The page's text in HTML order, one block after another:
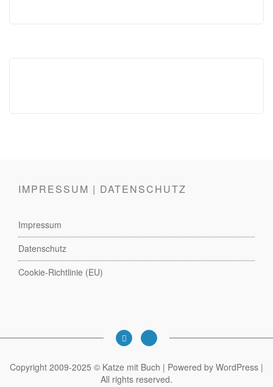
IMPRESSUM | DATENSCHUTZ
Impressum
Datenschutz
Cookie-Richtlinie (EU)
Copyright 2009-2025 © Katze mit Buch | Powered by WordPress |
All rights reserved.